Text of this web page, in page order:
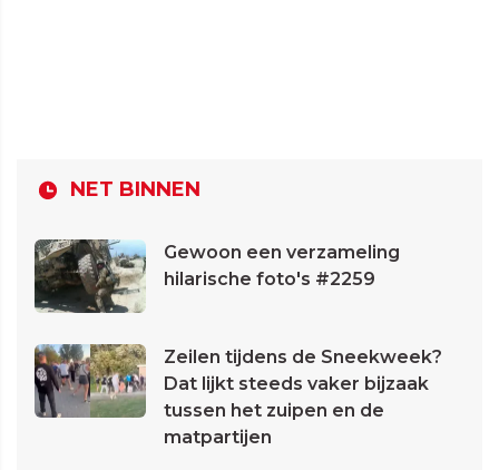
NET BINNEN
Gewoon een verzameling
hilarische foto's #2259
Zeilen tijdens de Sneekweek?
Dat lijkt steeds vaker bijzaak
tussen het zuipen en de
matpartijen